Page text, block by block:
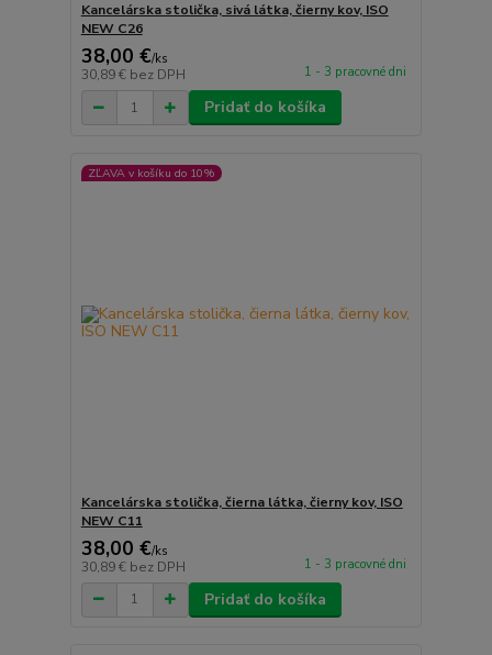
Kancelárska stolička, sivá látka, čierny kov, ISO
NEW C26
38,00 €/ks
30,89 € bez DPH 1 - 3 pracovné dni
Pridať do košíka
ZĽAVA v košíku do 10%
Kancelárska stolička, čierna látka, čierny kov, ISO
NEW C11
38,00 €/ks
30,89 € bez DPH 1 - 3 pracovné dni
Pridať do košíka